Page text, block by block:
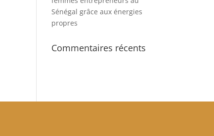
Sénégal grâce aux énergies
propres
Commentaires récents